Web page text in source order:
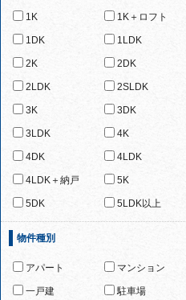
1K 1K＋ロフト
1DK 1LDK
2K 2DK
2LDK 2SLDK
3K 3DK
3LDK 4K
4DK 4LDK
4LDK＋納戸 5K
5DK 5LDK以上
物件種別
アパート マンション
一戸建 駐車場